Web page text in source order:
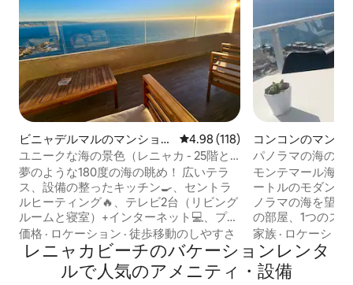
ビニャデルマルのマンショ
ン・アパート
レビュー118件、5つ星中4.98つ
4.98 (118)
ユニークな海の景色（レニャカ - 25階と2
つのプール）
夢のような180度の海の眺め！ 広いテラ
ス、設備の整ったキッチン🍳、セントラ
ルヒーティング🔥、テレビ2台（リビング
ルームと寝室）+インターネット💻、プー
ル2つ（1つは温水）🏊、ジャグジー、ジ
ム💪、専用屋根付き駐車場🚗、24時間セ
キュリティ。スーパー、薬局、ガソリン
スタンド、ショッピングは5分🛒。ビーチ
価格 · ロケーション · 徒歩移動のしやすさ
コンコンのマンシ
ート
パノラマの海の眺
く
モンテマール海岸
ートルのモダンな
ノラマの海を望
の部屋、1つのス
と55インチのス
テレビとNetflix
は2つのシングル
タブを完備した2
家族 · ロケーショ
レニャカビーチのバケーションレンタ
ルで人気のアメニティ・設備